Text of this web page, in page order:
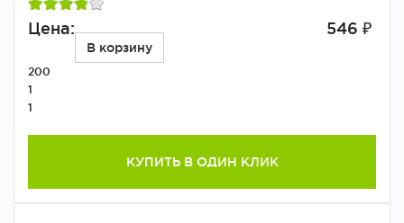
Цена: 546 ₽
В корзину
200
1
1
КУПИТЬ В ОДИН КЛИК